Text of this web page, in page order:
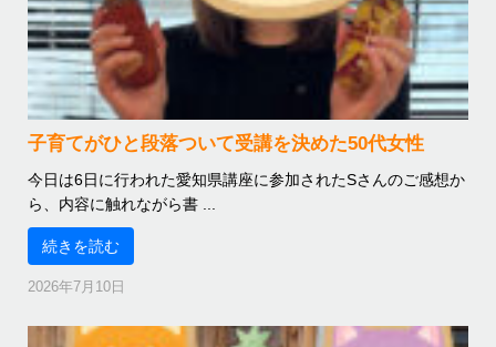
子育てがひと段落ついて受講を決めた50代女性
今日は6日に行われた愛知県講座に参加されたSさんのご感想か
ら、内容に触れながら書 ...
続きを読む
2026年7月10日